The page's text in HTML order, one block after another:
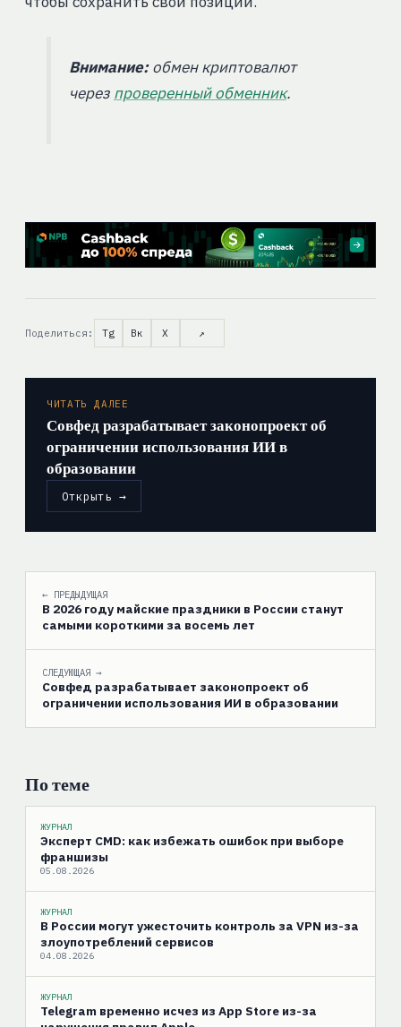
Внимание:обмен криптовалют
через проверенный обменник.
Поделиться: Tg Вк X ↗
ЧИТАТЬ ДАЛЕЕ
Совфед разрабатывает законопроект об
ограничении использования ИИ в
образовании
Открыть →
← ПРЕДЫДУЩАЯ
В 2026 году майские праздники в России станут
самыми короткими за восемь лет
СЛЕДУЮЩАЯ →
Совфед разрабатывает законопроект об
ограничении использования ИИ в образовании
По теме
ЖУРНАЛ
Эксперт CMD: как избежать ошибок при выборе
франшизы
05.08.2026
ЖУРНАЛ
В России могут ужесточить контроль за VPN из-за
злоупотреблений сервисов
04.08.2026
ЖУРНАЛ
Telegram временно исчез из App Store из-за